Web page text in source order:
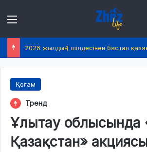
Қоғам
Тренд
Ұлытау облысында
Қазақстан»